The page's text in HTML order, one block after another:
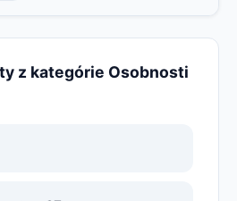
z kategórie Osobnosti